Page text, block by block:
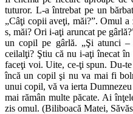
tuturor. L-a întrebat pe un
„Câţi copii aveţi, măi?”. Omul
s, măi? Ori i-aţi aruncat pe
un copil pe gârlă. „Şi atunci –
ceilalţi? Ştiu că nu i-aţi înecat în
faceţi voi. Uite, ce-ţi spun. Du-
încă un copil şi nu va mai fi
unui copil, vă va ierta
mai rămân multe păcate. Ai
zis omul. (Biliboacă Matei,